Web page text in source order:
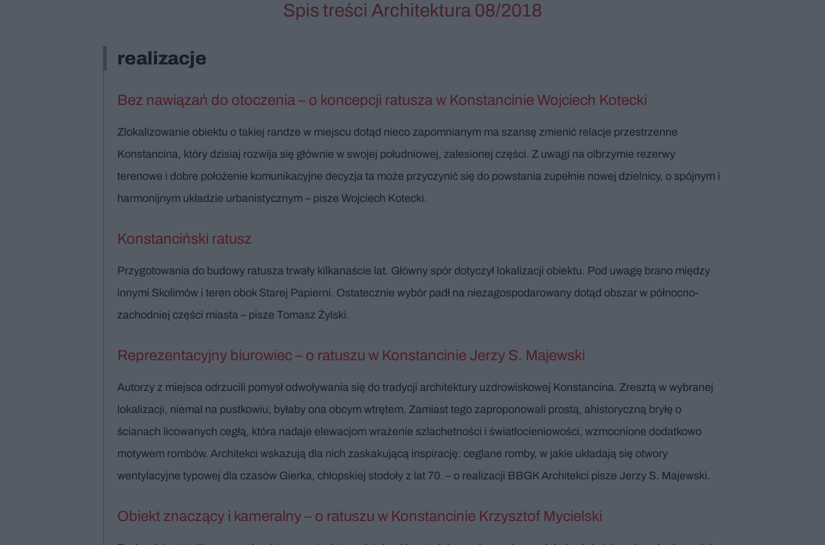
Spis treści Architektura 08/2018
realizacje
Bez nawiązań do otoczenia – o koncepcji ratusza w Konstancinie Wojciech Kotecki
Zlokalizowanie obiektu o takiej randze w miejscu dotąd nieco zapomnianym ma szansę zmienić relacje przestrzenne
Konstancina, który dzisiaj rozwija się głównie w swojej południowej, zalesionej części. Z uwagi na olbrzymie rezerwy
terenowe i dobre położenie komunikacyjne decyzja ta może przyczynić się do powstania zupełnie nowej dzielnicy, o spójnym i
harmonijnym układzie urbanistycznym – pisze Wojciech Kotecki.
Konstanciński ratusz
Przygotowania do budowy ratusza trwały kilkanaście lat. Główny spór dotyczył lokalizacji obiektu. Pod uwagę brano między
innymi Skolimów i teren obok Starej Papierni. Ostatecznie wybór padł na niezagospodarowany dotąd obszar w północno-
zachodniej części miasta – pisze Tomasz Żylski.
Reprezentacyjny biurowiec – o ratuszu w Konstancinie Jerzy S. Majewski
Autorzy z miejsca odrzucili pomysł odwoływania się do tradycji architektury uzdrowiskowej Konstancina. Zresztą w wybranej
lokalizacji, niemal na pustkowiu, byłaby ona obcym wtrętem. Zamiast tego zaproponowali prostą, ahistoryczną bryłę o
ścianach licowanych cegłą, która nadaje elewacjom wrażenie szlachetności i światłocieniowości, wzmocnione dodatkowo
motywem rombów. Architekci wskazują dla nich zaskakującą inspirację: ceglane romby, w jakie układają się otwory
wentylacyjne typowej dla czasów Gierka, chłopskiej stodoły z lat 70. – o realizacji BBGK Architekci pisze Jerzy S. Majewski.
Obiekt znaczący i kameralny – o ratuszu w Konstancinie Krzysztof Mycielski